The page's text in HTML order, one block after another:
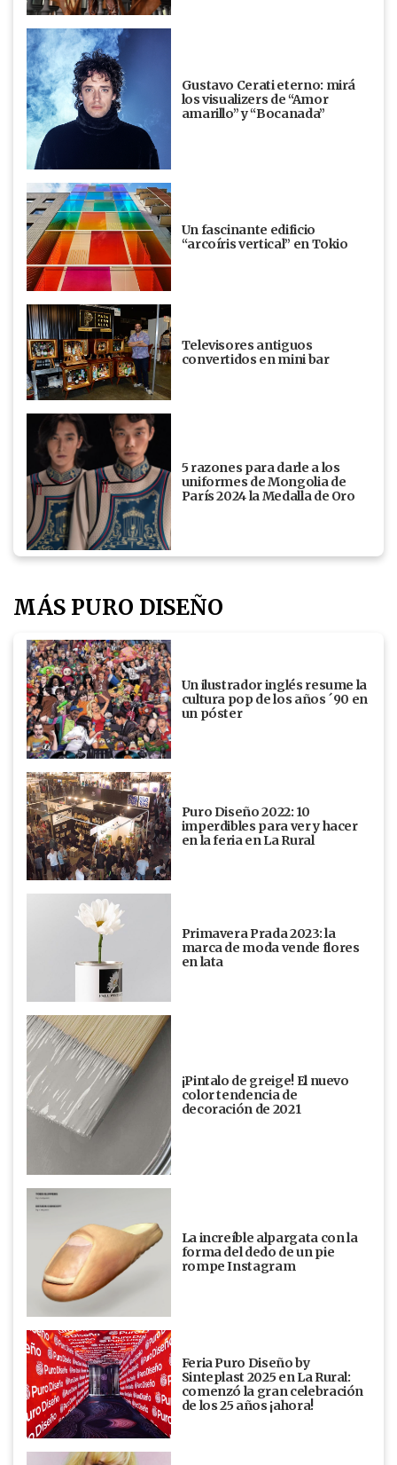
Gustavo Cerati eterno: mirá
los visualizers de “Amor
amarillo” y “Bocanada”
Un fascinante edificio
“arcoíris vertical” en Tokio
Televisores antiguos
convertidos en mini bar
5 razones para darle a los
uniformes de Mongolia de
París 2024 la Medalla de Oro
MÁS PURO DISEÑO
Un ilustrador inglés resume la
cultura pop de los años ´90 en
un póster
Puro Diseño 2022: 10
imperdibles para ver y hacer
en la feria en La Rural
Primavera Prada 2023: la
marca de moda vende flores
en lata
¡Pintalo de greige! El nuevo
color tendencia de
decoración de 2021
La increíble alpargata con la
forma del dedo de un pie
rompe Instagram
Feria Puro Diseño by
Sinteplast 2025 en La Rural:
comenzó la gran celebración
de los 25 años ¡ahora!